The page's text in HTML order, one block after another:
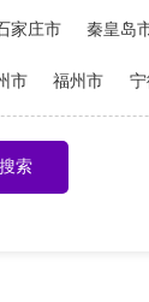
家庄市 秦皇岛
市 福州市